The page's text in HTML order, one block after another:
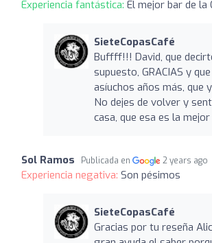
Experiencia fantástica: El mejor bar de la
SieteCopasCafé
Buffff!!! David, que
supuesto, GRACIAS y
asíuchos años más, que
No dejes de volver y
casa, que esa es la
Sol Ramos Publicada en 2 years ago
Experiencia negativa: Son pésimos
SieteCopasCafé
Gracias por tu reseña